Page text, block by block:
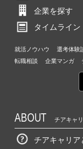
企業を探す
タイムライン
就活ノウハウ 選考体験
転職相談
企業マンガ
ABOUT チアキャ
チアキャリア